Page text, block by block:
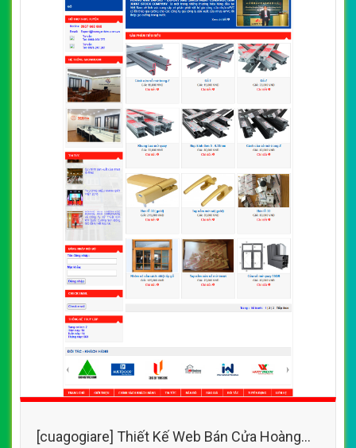
[cuagogiare] Thiết Kế Web Bán Cửa Hoàng